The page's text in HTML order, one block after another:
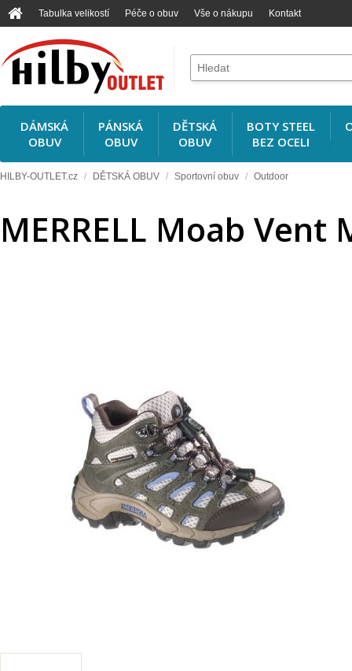
Tabulka velikostí Péče o obuv Vše o nákupu Kontakt
DÁMSKÁ
OBUV
PÁNSKÁ
OBUV
DĚTSKÁ
OBUV
BOTY STEEL
BEZ OCELI
HILBY-OUTLET.cz / DĚTSKÁ OBUV / Sportovní obuv / Outdoor
MERRELL Moab Vent